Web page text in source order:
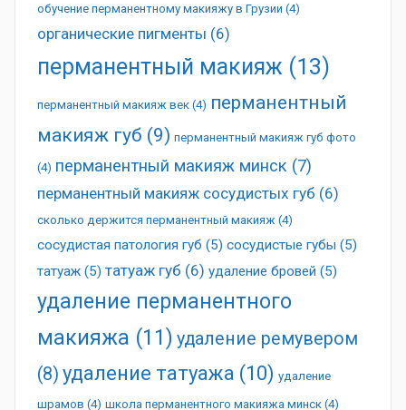
обучение перманентному макияжу в Грузии (4)
органические пигменты (6)
перманентный макияж (13)
перманентный макияж век (4) перманентный
макияж губ (9) перманентный макияж губ фото
(4) перманентный макияж минск (7)
перманентный макияж сосудистых губ (6)
сколько держится перманентный макияж (4)
сосудистая патология губ (5) сосудистые губы (5)
татуаж (5) татуаж губ (6) удаление бровей (5)
удаление перманентного
макияжа (11) удаление ремувером
(8) удаление татуажа (10) удаление
шрамов (4) школа перманентного макияжа минск (4)